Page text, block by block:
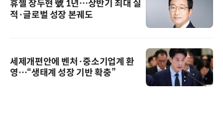
휴젤 장두현 號 1년…상반기 최대 실
적·글로벌 성장 본궤도
세제개편안에 벤처·중소기업계 환
영…“생태계 성장 기반 확충”